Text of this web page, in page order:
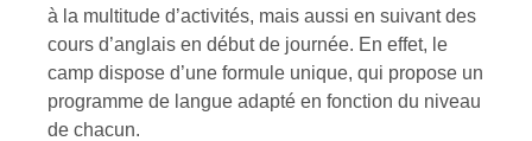
à la multitude d’activités, mais aussi en suivant des
cours d’anglais en début de journée. En effet, le
camp dispose d’une formule unique, qui propose un
programme de langue adapté en fonction du niveau
de chacun.